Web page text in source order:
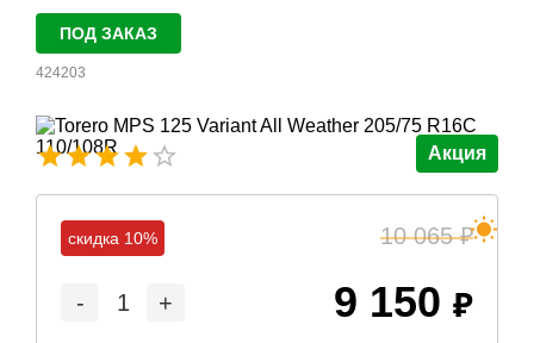
ПОД ЗАКАЗ
424203
Акция
скидка 10% 10 065
- 1 + 9 150